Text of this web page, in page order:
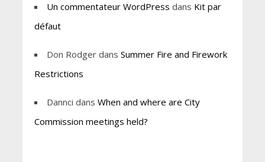
Un commentateur WordPress dans Kit par
défaut
Don Rodgerdans Summer Fire and Firework
Restrictions
Dannci dans When and where are City
Commission meetings held?